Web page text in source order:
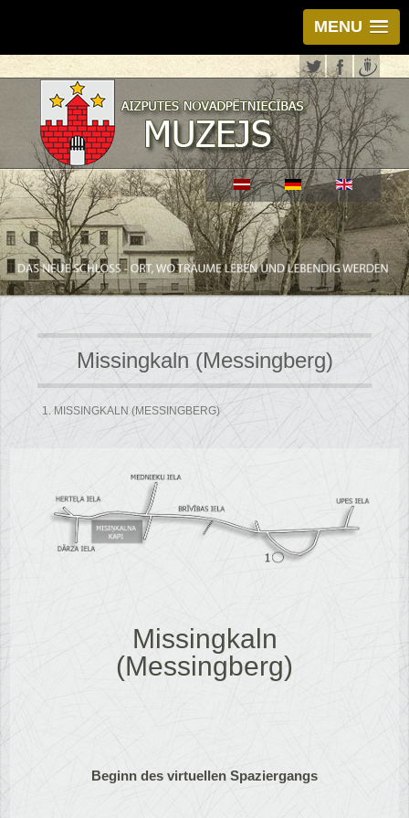
MENU
Missingkaln (Messingberg)
1. MISSINGKALN (MESSINGBERG)
Missingkaln
(Messingberg)
Beginn des virtuellen Spaziergangs